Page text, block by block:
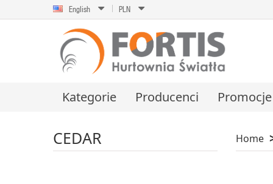
English PLN
Kategorie Producenci Promocje
CEDAR Home